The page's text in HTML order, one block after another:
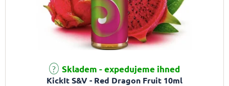
KickIt S&V - Red Dragon Fruit 10ml
Skladem - expedujeme ihned